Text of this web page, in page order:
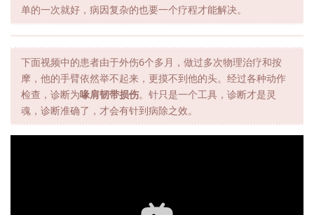
单的一次就好，病因复杂的也要一个疗程才能解决。
下面视频中的患者由于外伤6个多月，做过多次物理治疗和按
摩，他的手臂依然举不起来，更摸不到他的头。经过各种动作
检查，诊断为喙肩韧带损伤。针只是一个工具，诊断才是灵
魂，诊断准确了，才会有针到病除之效。